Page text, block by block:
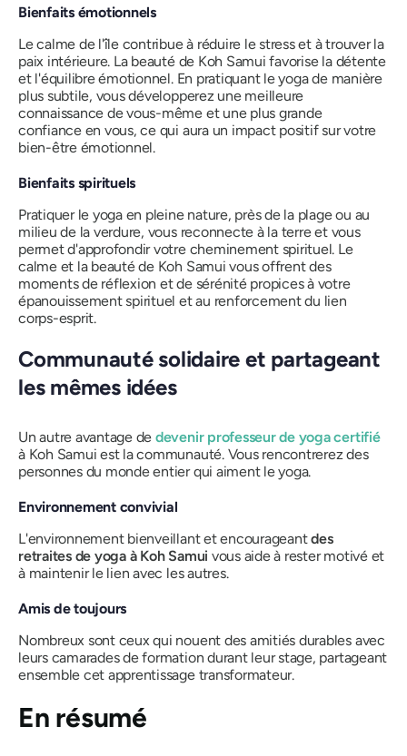
Bienfaits émotionnels
Le calme de l'île contribue à réduire le stress et à trouver la
paix intérieure. La beauté de Koh Samui favorise la détente
et l'équilibre émotionnel. En pratiquant le yoga de manière
plus subtile, vous développerez une meilleure
connaissance de vous-même et une plus grande
confiance en vous, ce qui aura un impact positif sur votre
bien-être émotionnel.
Bienfaits spirituels
Pratiquer le yoga en pleine nature, près de la plage ou au
milieu de la verdure, vous reconnecte à la terre et vous
permet d'approfondir votre cheminement spirituel. Le
calme et la beauté de Koh Samui vous offrent des
moments de réflexion et de sérénité propices à votre
épanouissement spirituel et au renforcement du lien
corps-esprit.
Communauté solidaire et partageant
les mêmes idées
Un autre avantage de devenir professeur de yoga certifié
à Koh Samui est la communauté. Vous rencontrerez des
personnes du monde entier qui aiment le yoga.
Environnement convivial
L'environnement bienveillant et encourageantdes
retraites de yoga à Koh Samui vous aide à rester motivé et
à maintenir le lien avec les autres.
Amis de toujours
Nombreux sont ceux qui nouent des amitiés durables avec
leurs camarades de formation durant leur stage, partageant
ensemble cet apprentissage transformateur.
En résumé